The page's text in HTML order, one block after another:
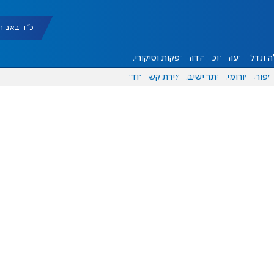
כ"ד באב תשפ"ו
ונדל"ן דעות אוכל יהדות הפקות וסיקורים
ספורט פורומים אתר ישיבה יצירת קשר עוד